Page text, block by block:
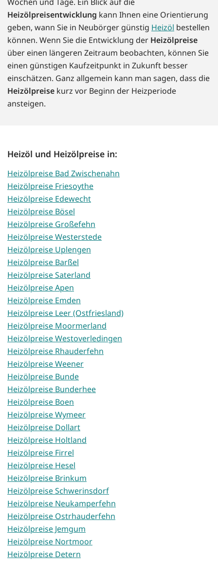
Heizölpreisentwicklung kann Ihnen eine Orientierung
geben, wann Sie in Neubörger günstig Heizöl bestellen
können. Wenn Sie die Entwicklung der Heizölpreise
über einen längeren Zeitraum beobachten, können Sie
einen günstigen Kaufzeitpunkt in Zukunft besser
einschätzen. Ganz allgemein kann man sagen, dass die
Heizölpreise kurz vor Beginn der Heizperiode
ansteigen.
Heizöl und Heizölpreise in:
Heizölpreise Bad Zwischenahn
Heizölpreise Friesoythe
Heizölpreise Edewecht
Heizölpreise Bösel
Heizölpreise Großefehn
Heizölpreise Westerstede
Heizölpreise Uplengen
Heizölpreise Barßel
Heizölpreise Saterland
Heizölpreise Apen
Heizölpreise Emden
Heizölpreise Leer (Ostfriesland)
Heizölpreise Moormerland
Heizölpreise Westoverledingen
Heizölpreise Rhauderfehn
Heizölpreise Weener
Heizölpreise Bunde
Heizölpreise Bunderhee
Heizölpreise Boen
Heizölpreise Wymeer
Heizölpreise Dollart
Heizölpreise Holtland
Heizölpreise Firrel
Heizölpreise Hesel
Heizölpreise Brinkum
Heizölpreise Schwerinsdorf
Heizölpreise Neukamperfehn
Heizölpreise Ostrhauderfehn
Heizölpreise Jemgum
Heizölpreise Nortmoor
Heizölpreise Detern